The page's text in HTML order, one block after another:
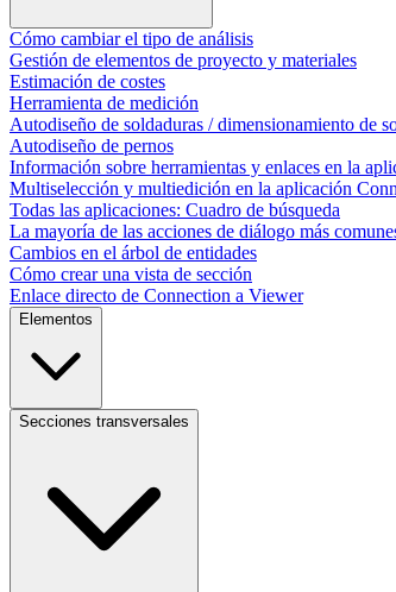
Cómo cambiar el tipo de análisis
Gestión de elementos de proyecto y materiales
Estimación de costes
Herramienta de medición
Autodiseño de soldaduras / dimensionamiento de
Autodiseño de pernos
Información sobre herramientas y enlaces en la
Multiselección y multiedición en la aplicación
Todas las aplicaciones: Cuadro de búsqueda
La mayoría de las acciones de diálogo más
Cambios en el árbol de entidades
Cómo crear una vista de sección
Enlace directo de Connection a Viewer
Elementos
Secciones transversales